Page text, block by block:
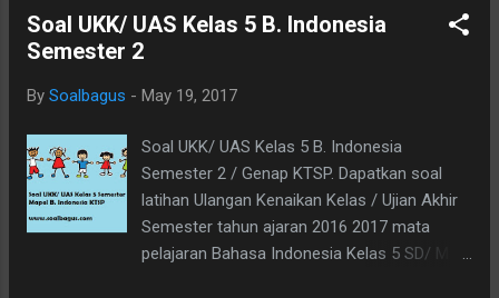
Terbaru tahun 2017 Berikut adalah cuplikan
dari soal uas ips kls 5 smt 2 , adapun soal
mendownloadnya, yaitu : I. Pilihlah a, b, c atau
pergerakan nasional adalah …. A. Rasa
senasib dan seperjuangan C. Kemenangan
Jepang atas Rusia B. Adanya penderitaan
rakyat D. Kekalahan Jepang 2. Tokoh
Soal UKK/ UAS Kelas 5 B. Indonesia
Semester 2
By Soalbagus - May 19, 2017
Soal UKK/ UAS Kelas 5 B. Indonesia
Semester 2 / Genap KTSP. Dapatkan soal
latihan Ulangan Kenaikan Kelas / Ujian Akhir
Semester tahun ajaran 2016 2017 mata
pelajaran Bahasa Indonesia Kelas 5 SD/ MI